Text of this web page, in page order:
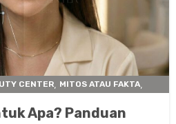
CENTER, MITOS ATAU FAKTA,
Apa? Panduan